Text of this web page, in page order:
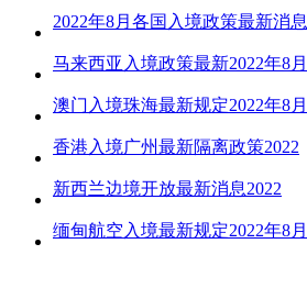
2022年8月各国入境政策最新消息
马来西亚入境政策最新2022年8月
澳门入境珠海最新规定2022年8月
香港入境广州最新隔离政策2022
新西兰边境开放最新消息2022
缅甸航空入境最新规定2022年8月